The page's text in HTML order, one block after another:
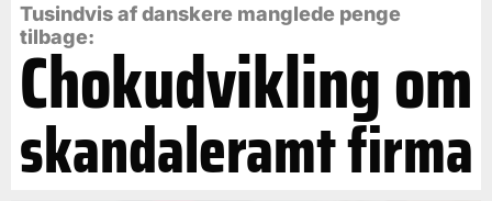
Tusindvis af danskere manglede penge
tilbage:
Chokudvikling om
skandaleramt firma